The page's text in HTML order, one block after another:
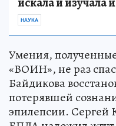
НАУКА
Умения,
«ВОИН», не раз
Байдикова
потерявшей
эпилепсии. Сергей